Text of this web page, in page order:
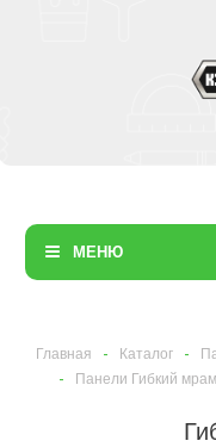
МЕНЮ
Главная - Каталог -
-
Панели Гибкий